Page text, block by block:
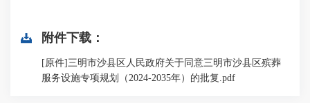
附件下载：
[原件]三明市沙县区人民政府关于同意三明市沙县区殡葬
服务设施专项规划（2024-2035年）的批复.pdf